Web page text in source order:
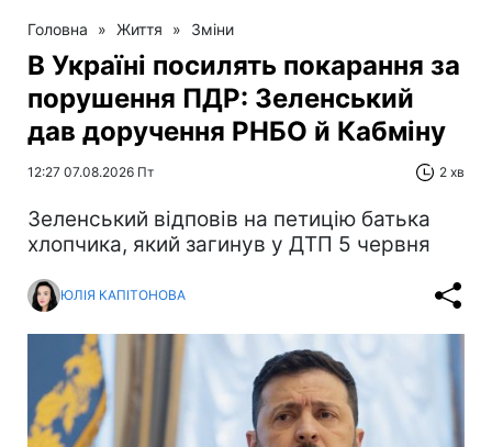
Головна » Життя » Зміни
В Україні посилять покарання за
порушення ПДР: Зеленський
дав доручення РНБО й Кабміну
12:27 07.08.2026 Пт 2 хв
Зеленський відповів на петицію батька
хлопчика, який загинув у ДТП 5 червня
ЮЛІЯ КАПІТОНОВА